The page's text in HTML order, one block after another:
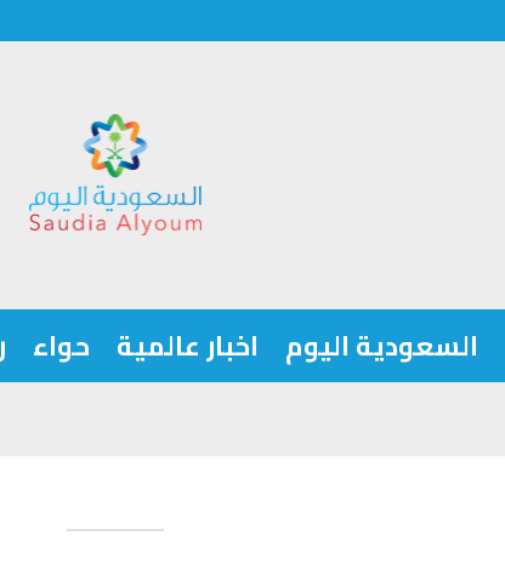
السعودية اليوم اخبار عالمية حواء